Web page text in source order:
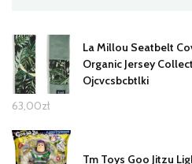
La Millou Seatbelt
Organic Jersey
Ojcvcsbcbtlki
63,00zł
Tm Toys Goo Jitzu